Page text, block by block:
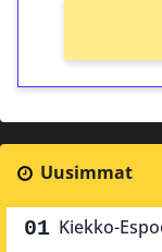
Uusimmat
Kiekko-